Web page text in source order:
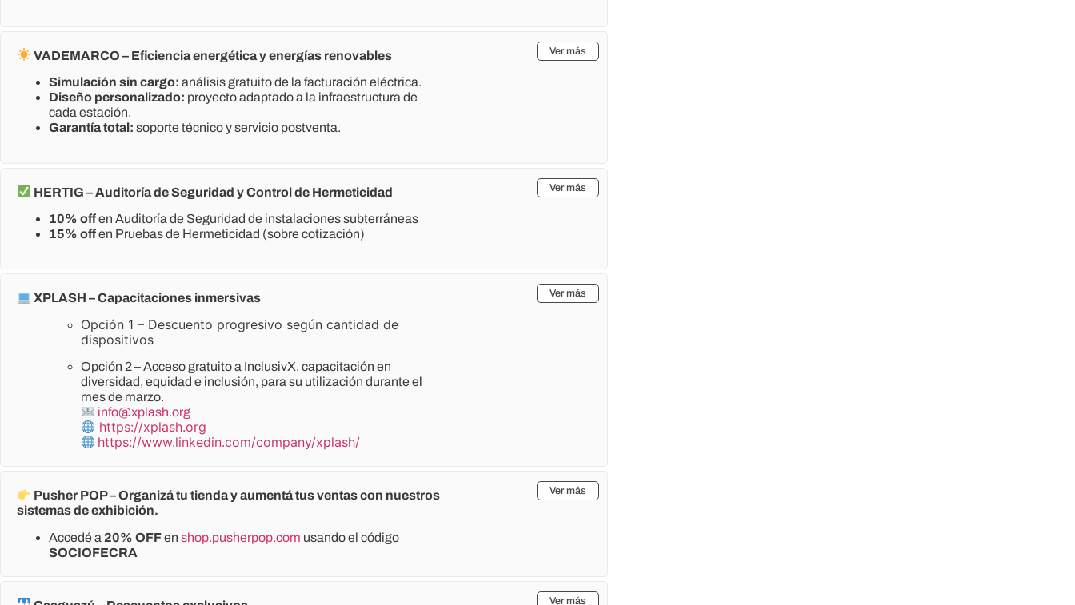
VADEMARCO – Eficiencia energética y energías renovables
Simulación sin cargo: análisis gratuito de la facturación eléctrica.
Diseño personalizado: proyecto adaptado a la infraestructura de
cada estación.
Garantía total: soporte técnico y servicio postventa.
Ver más
HERTIG –Auditoría de Seguridad y Control de Hermeticidad
10% offen Auditoría de Seguridad de instalaciones subterráneas
15% offen Pruebas de Hermeticidad (sobre cotización)
Ver más
XPLASH – Capacitaciones inmersivas
Opción 1 – Descuento progresivo según cantidad de
dispositivos
Opción 2 – Acceso gratuito a InclusivX, capacitación en
diversidad, equidad e inclusión, para su utilización durante el
mes de marzo.
info@xplash.org
https://xplash.org
https://www.linkedin.com/company/xplash/
Ver más
Pusher POP – Organizá tu tienda y aumentá tus ventas con nuestros
sistemas de exhibición.
Accedé a 20% OFFen shop.pusherpop.com usando el código
SOCIOFECRA
Ver más
Ver más